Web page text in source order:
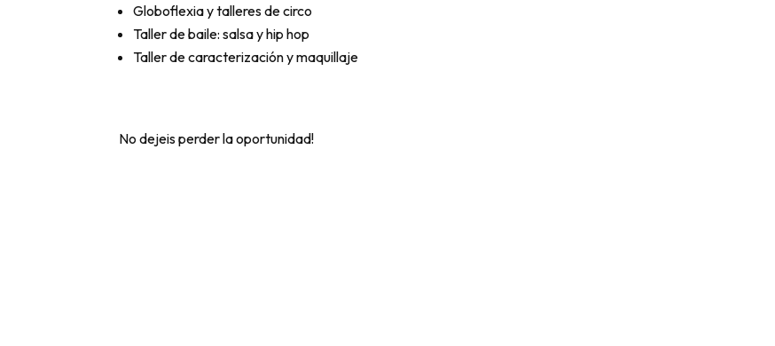
Globoflexia y talleres de circo
Taller de baile: salsa y hip hop
Taller de caracterización y maquillaje
No dejeis perder la oportunidad!